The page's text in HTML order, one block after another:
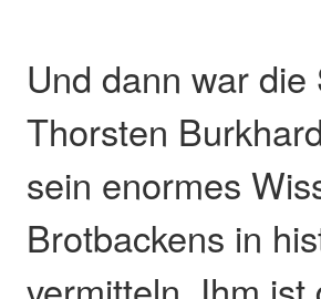
Und dann war
Thorsten
sein enormes
Brotbackens in